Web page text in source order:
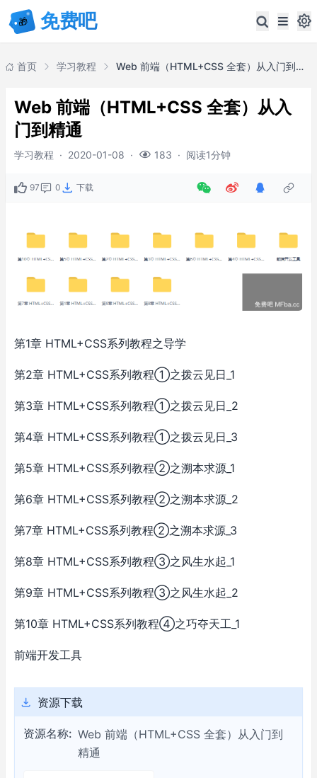
首页 学习教程 Web 前端（HTML+CSS 全套）从入门到精通
Web 前端（HTML+CSS 全套）从入
门到精通
学习教程 · 2020-01-08 · 183 · 阅读1分钟
97 0 下载
第1章 HTML+CSS系列教程之导学
第2章 HTML+CSS系列教程①之拨云见日_1
第3章 HTML+CSS系列教程①之拨云见日_2
第4章 HTML+CSS系列教程①之拨云见日_3
第5章 HTML+CSS系列教程②之溯本求源_1
第6章 HTML+CSS系列教程②之溯本求源_2
第7章 HTML+CSS系列教程②之溯本求源_3
第8章 HTML+CSS系列教程③之风生水起_1
第9章 HTML+CSS系列教程③之风生水起_2
第10章 HTML+CSS系列教程④之巧夺天工_1
前端开发工具
资源下载
资源名称: Web 前端（HTML+CSS 全套）从入门到
精通